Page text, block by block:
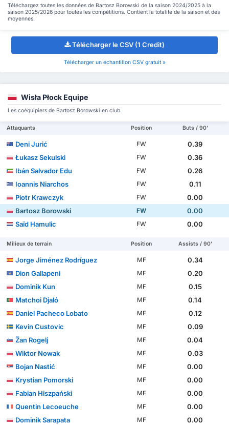
Téléchargez toutes les données de Bartosz Borowski de la saison 2024/2025 à la
saison 2025/2026 pour toutes les compétitions. Contient la totalité de la saison et des
moyennes.
Télécharger le CSV (1 Credit)
Télécharger un échantillon CSV gratuit »
Wisła Płock Equipe
Les coéquipiers de Bartosz Borowski en club
Attaquants Position Buts / 90'
Deni Jurić FW
0.39
Łukasz Sekulski
FW
0.36
Ibán Salvador Edu
FW
0.26
Ioannis Niarchos
FW
0.11
Piotr Krawczyk
FW
0.00
Bartosz Borowski
FW
0.00
Saïd Hamulic
FW 0.00
Milieux de terrain Position Assists / 90'
Jorge Jiménez Rodríguez MF
0.34
Dion Gallapeni
MF
0.20
Dominik Kun
MF
0.15
Matchoi Djaló
MF
0.14
Daniel Pacheco Lobato
MF
0.12
Kevin Custovic
MF
0.09
Žan Rogelj
MF
0.04
Wiktor Nowak
MF
0.03
Bojan Nastić
MF
0.00
Krystian Pomorski
MF
0.00
Fabian Hiszpański
MF
0.00
Quentin Lecoeuche
MF
0.00
Dominik Sarapata
MF
0.00